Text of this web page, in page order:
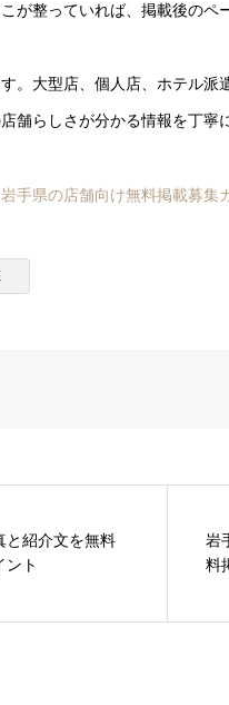
が整っていれば、掲載後のペ
。大型店、個人店、ホテル
舗らしさが分かる情報を丁寧
岩手県の店舗向け無料掲載募集
と紹介文を無料
ント
岩
料